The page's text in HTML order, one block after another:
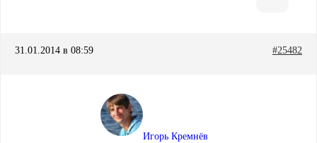
31.01.2014 в 08:59 #25482
Игорь Кремнёв